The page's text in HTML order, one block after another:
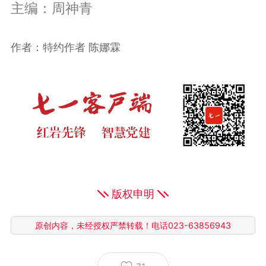
主编：周神青
作者：特约作者 陈娜霖
版权申明
原创内容，未经授权严禁转载！电话023-63856943